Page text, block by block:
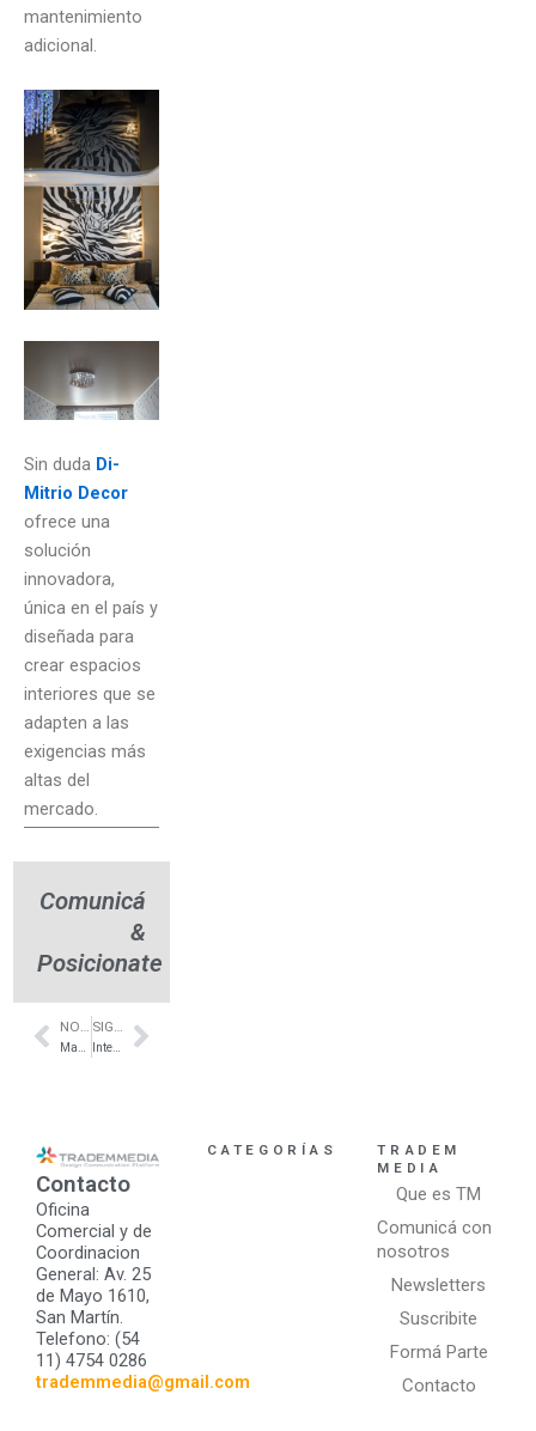
mantenimiento
adicional.
Sin duda Di-
Mitrio Decor
ofrece una
solución
innovadora,
única en el país y
diseñada para
crear espacios
interiores que se
adapten a las
exigencias más
altas del
mercado.
Comunicá
&
Posicionate
Prev Next
Contacto
Oficina
Comercial y de
Coordinacion
General: Av. 25
de Mayo 1610,
San Martín.
Telefono: (54
11) 4754 0286
trademmedia@gmail.com
CATEGORÍAS
TRADEM
MEDIA
Que es TM
Comunicá con
nosotros
Newsletters
Suscribite
Formá Parte
Contacto